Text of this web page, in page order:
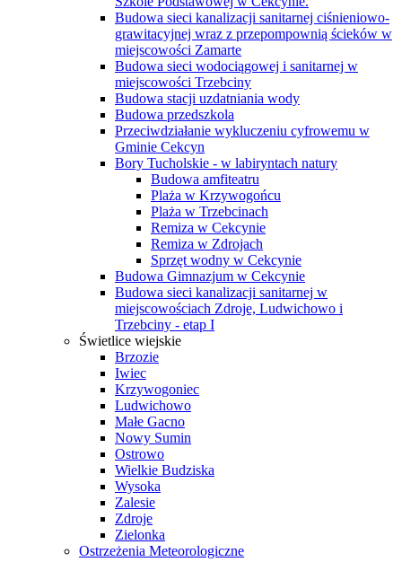
Budowa sieci kanalizacji sanitarnej ciśnieniowo-
grawitacyjnej wraz z przepompownią ścieków w
miejscowości Zamarte
Budowa sieci wodociągowej i sanitarnej w
miejscowości Trzebciny
Budowa stacji uzdatniania wody
Budowa przedszkola
Przeciwdziałanie wykluczeniu cyfrowemu w
Gminie Cekcyn
Bory Tucholskie - w labiryntach natury
Budowa amfiteatru
Plaża w Krzywogońcu
Plaża w Trzebcinach
Remiza w Cekcynie
Remiza w Zdrojach
Sprzęt wodny w Cekcynie
Budowa Gimnazjum w Cekcynie
Budowa sieci kanalizacji sanitarnej w
miejscowościach Zdroje, Ludwichowo i
Trzebciny - etap I
Świetlice wiejskie
Brzozie
Iwiec
Krzywogoniec
Ludwichowo
Małe Gacno
Nowy Sumin
Ostrowo
Wielkie Budziska
Wysoka
Zalesie
Zdroje
Zielonka
Ostrzeżenia Meteorologiczne